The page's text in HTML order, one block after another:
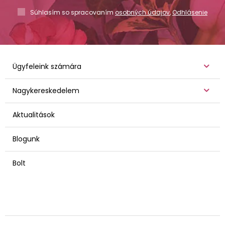
Súhlasím so spracovaním osobných údajov,Odhlásenie
Ügyfeleink számára
Nagykereskedelem
Aktualitások
Blogunk
Bolt